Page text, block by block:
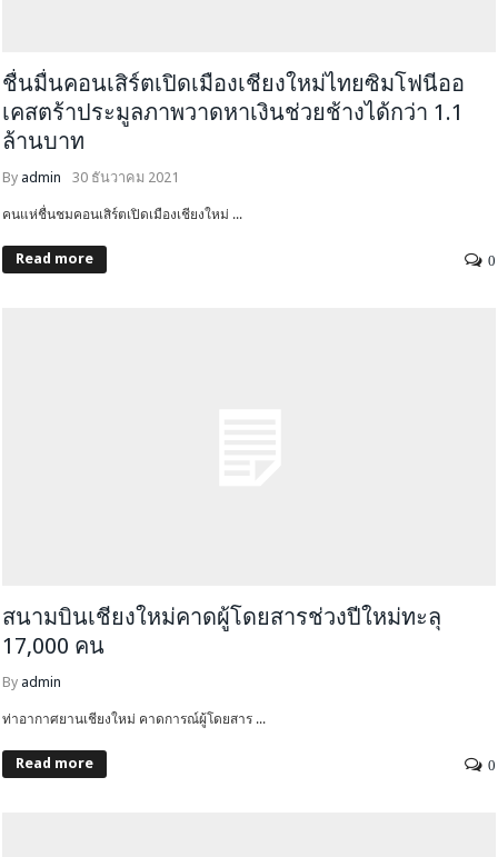
ชื่นมื่นคอนเสิร์ตเปิดเมืองเชียงใหม่ไทยซิมโฟนีออ
เคสตร้าประมูลภาพวาดหาเงินช่วยช้างได้กว่า 1.1
ล้านบาท
By admin 30 ธันวาคม 2021
คนแห่ชื่นชมคอนเสิร์ตเปิดเมืองเชียงใหม่ ...
Read more 0
สนามบินเชียงใหม่คาดผู้โดยสารช่วงปีใหม่ทะลุ
17,000 คน
By admin
ท่าอากาศยานเชียงใหม่ คาดการณ์ผู้โดยสาร ...
Read more 0